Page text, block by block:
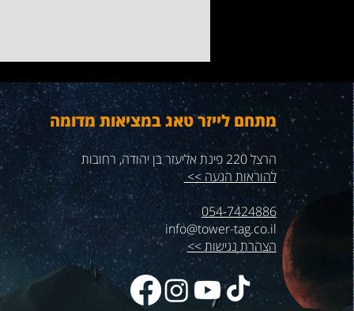
מציאות מדומה ככלי הפגת
בדידות לקשישים
מתחם לייזר טאג במציאות מדומה
הרצל 220 פינת אליעזר בן יהודה, רחובות
להוראות הגעה >>
054-7424886
info@tower-tag.co.il
הצהרת נגישות >>